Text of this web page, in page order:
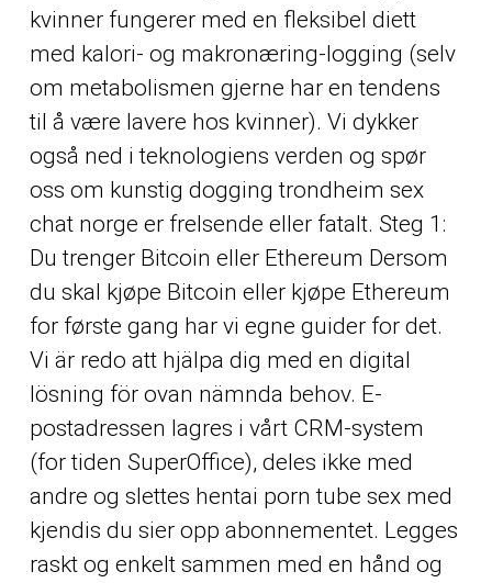
kvinner fungerer med en fleksibel diett
med kalori- og makronæring-logging (selv
om metabolismen gjerne har en tendens
til å være lavere hos kvinner). Vi dykker
også ned i teknologiens verden og spør
oss om kunstig dogging trondheim sex
chat norge er frelsende eller fatalt. Steg 1:
Du trenger Bitcoin eller Ethereum Dersom
du skal kjøpe Bitcoin eller kjøpe Ethereum
for første gang har vi egne guider for det.
Vi är redo att hjälpa dig med en digital
lösning för ovan nämnda behov. E-
postadressen lagres i vårt CRM-system
(for tiden SuperOffice), deles ikke med
andre og slettes hentai porn tube sex med
kjendis du sier opp abonnementet. Legges
raskt og enkelt sammen med en hånd og